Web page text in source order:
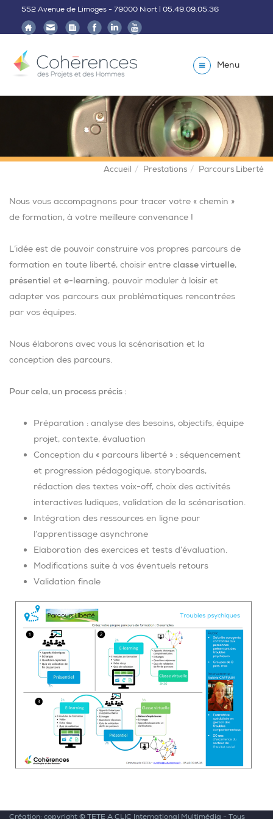
552 Avenue de Limoges - 79000 Niort | 05.49.09.05.36
Menu
Accueil Prestations Parcours Liberté
Nous vous accompagnons pour tracer votre « chemin »
de formation, à votre meilleure convenance !
L’idée est de pouvoir construire vos propres parcours de
formation en toute liberté, choisir entre classe virtuelle,
présentiel et e-learning, pouvoir moduler à loisir et
adapter vos parcours aux problématiques rencontrées
par vos équipes.
Nous élaborons avec vous la scénarisation et la
conception des parcours.
Pour cela, un process précis :
Préparation : analyse des besoins, objectifs, équipe
projet, contexte, évaluation
Conception du « parcours liberté » : séquencement
et progression pédagogique, storyboards,
rédaction des textes voix-off, choix des activités
interactives ludiques, validation de la scénarisation.
Intégration des ressources en ligne pour
l’apprentissage asynchrone
Elaboration des exercices et tests d’évaluation.
Modifications suite à vos éventuels retours
Validation finale
Création: copyright ©TETE A CLIC International Multimédia - Tous